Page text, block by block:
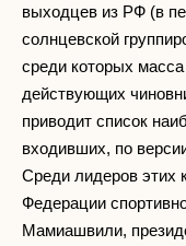
выходцев из РФ (в
солнцевской
среди которых
действующих
приводит список
входивших, по
Среди лидеров этих
Федерации
Мамиашвили,